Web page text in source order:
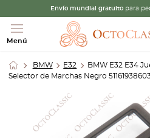
Envío mundial gratuito para
Menú
BMW E32
BMW E32 E34
Selector de Marchas Negro